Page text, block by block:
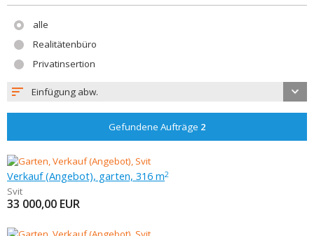
alle
Realitätenbüro
Privatinsertion
Einfügung abw.
Gefundene Aufträge 2
Verkauf (Angebot), garten, 316 m2
Svit
33 000,00 EUR